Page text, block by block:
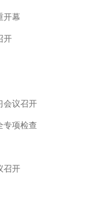
开幕
开
会议召开
专项检查
召开